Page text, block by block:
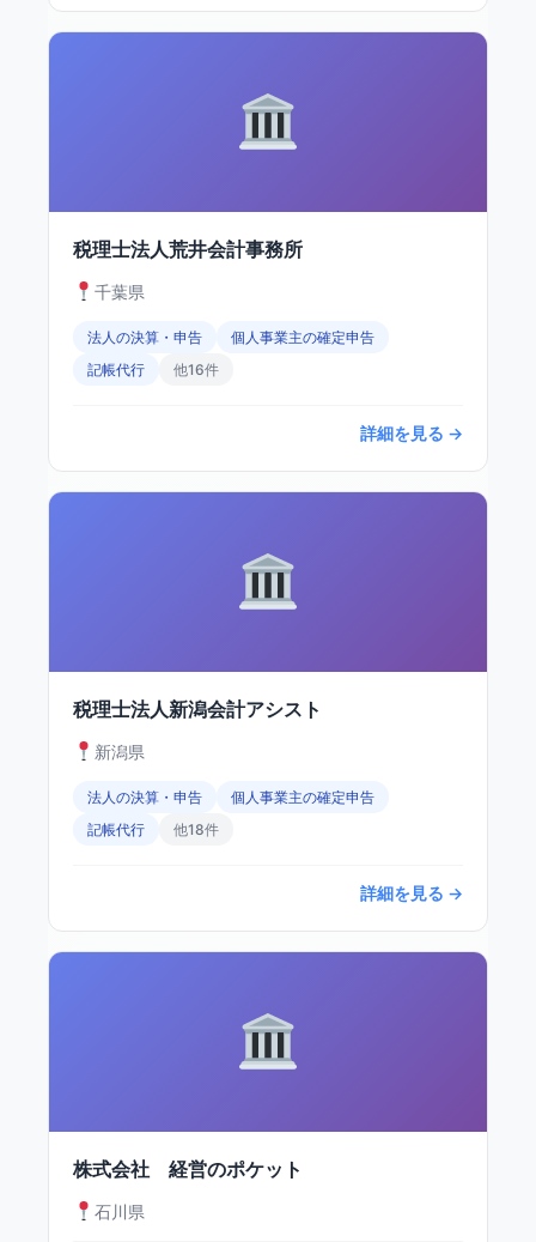
税理士法人荒井会計事務所
千葉県
法人の決算・申告
個人事業主の確定申告
記帳代行
他16件
詳細を見る →
税理士法人新潟会計アシスト
新潟県
法人の決算・申告
個人事業主の確定申告
記帳代行
他18件
詳細を見る →
株式会社 経営のポケット
石川県